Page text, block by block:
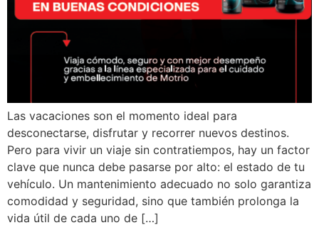
Las vacaciones son el momento ideal para
desconectarse, disfrutar y recorrer nuevos destinos.
Pero para vivir un viaje sin contratiempos, hay un factor
clave que nunca debe pasarse por alto: el estado de tu
vehículo. Un mantenimiento adecuado no solo garantiza
comodidad y seguridad, sino que también prolonga la
vida útil de cada uno de […]